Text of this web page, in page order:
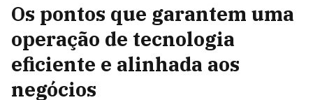
Os pontos que garantem uma
operação de tecnologia
eficiente e alinhada aos
negócios